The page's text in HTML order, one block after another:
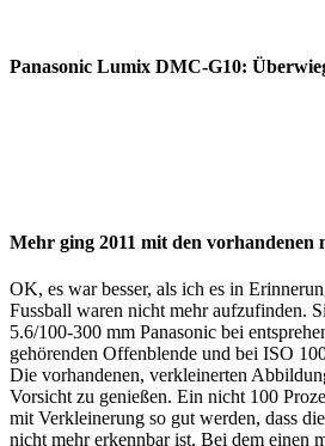
Panasonic Lumix DMC-G10:
Mehr ging 2011 mit den
OK, es war besser, als ich es in
Fussball waren nicht mehr aufzufinden.
5.6/100-300 mm Panasonic bei
gehörenden Offenblende und bei ISO
Die vorhandenen, verkleinerten
Vorsicht zu genießen. Ein nicht 100
mit Verkleinerung so gut werden, dass
nicht mehr erkennbar ist. Bei dem einen